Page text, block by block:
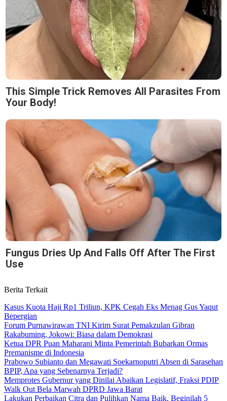
This Simple Trick Removes All Parasites From
Your Body!
Fungus Dries Up And Falls Off After The First
Use
Berita Terkait
Kasus Kuota Haji Rp1 Triliun, KPK Cegah Eks Menag Gus Yaqut
Bepergian
Forum Purnawirawan TNI Kirim Surat Pemakzulan Gibran
Rakabuming, Jokowi: Biasa dalam Demokrasi
Ketua DPR Puan Maharani Minta Pemerintah Bubarkan Ormas
Premanisme di Indonesia
Prabowo Subianto dan Megawati Soekarnoputri Absen di Sarasehan
BPIP, Apa yang Sebenarnya Terjadi?
Memprotes Gubernur yang Dinilai Abaikan Legislatif, Fraksi PDIP
Walk Out Bela Marwah DPRD Jawa Barat
Lakukan Perbaikan Citra dan Pulihkan Nama Baik, Beginilah 5